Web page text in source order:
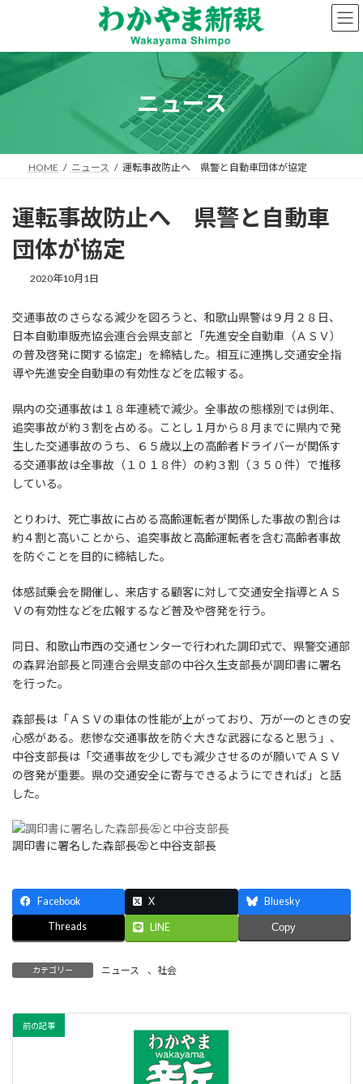
ン
へ
プ
ー
ョ
動
ニュース
HOME ニュース 運転事故防止へ 県警と自動車団体が協定
運転事故防止へ 県警と自動車
団体が協定
2020年10月1日
交通事故のさらなる減少を図ろうと、和歌山県警は９月２８日、
日本自動車販売協会連合会県支部と「先進安全自動車（ＡＳＶ）
の普及啓発に関する協定」を締結した。相互に連携し交通安全指
導や先進安全自動車の有効性などを広報する。
県内の交通事故は１８年連続で減少。全事故の態様別では例年、
追突事故が約３割を占める。ことし１月から８月までに県内で発
生した交通事故のうち、６５歳以上の高齢者ドライバーが関係す
る交通事故は全事故（１０１８件）の約３割（３５０件）で推移
している。
とりわけ、死亡事故に占める高齢運転者が関係した事故の割合は
約４割と高いことから、追突事故と高齢運転者を含む高齢者事故
を防ぐことを目的に締結した。
体感試乗会を開催し、来店する顧客に対して交通安全指導とＡＳ
Ｖの有効性などを広報するなど普及や啓発を行う。
同日、和歌山市西の交通センターで行われた調印式で、県警交通部
の森昇治部長と同連合会県支部の中谷久生支部長が調印書に署名
を行った。
森部長は「ＡＳＶの車体の性能が上がっており、万が一のときの安
心感がある。悲惨な交通事故を防ぐ大きな武器になると思う」、
中谷支部長は「交通事故を少しでも減少させるのが願いでＡＳＶ
の啓発が重要。県の交通安全に寄与できるようにできれば」と話
した。
調印書に署名した森部長㊧と中谷支部長
Facebook X Bluesky
Threads LINE Copy
カテゴリー ニュース 、 社会
前の記事